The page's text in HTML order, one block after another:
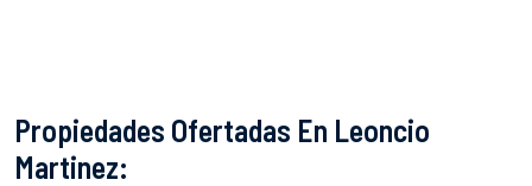
Propiedades Ofertadas En Leoncio
Martinez: